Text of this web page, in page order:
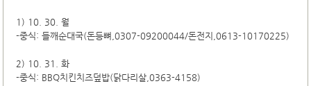
1) 10. 30. 월
-중식: 들깨순대국(돈등뼈,0307-09200044/돈전지,0613-10170225)
2) 10. 31. 화
-중식: BBQ치킨치즈덮밥(닭다리살,0363-4158)